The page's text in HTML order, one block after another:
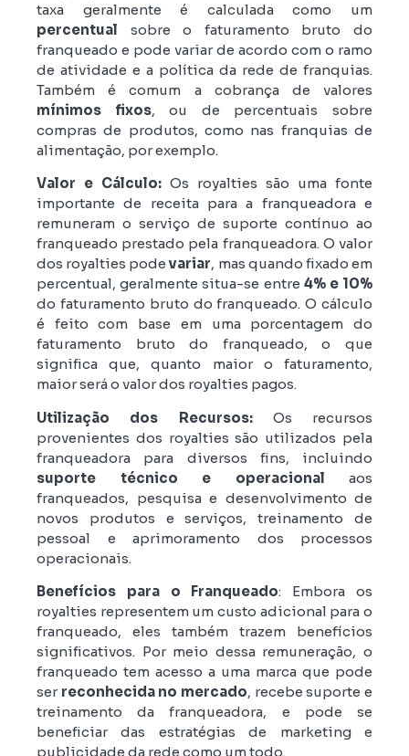
taxa geralmente é calculada como um
percentual sobre o faturamento bruto do
franqueado e pode variar de acordo com o ramo
de atividade e a política da rede de franquias.
Também é comum a cobrança de valores
mínimos fixos, ou de percentuais sobre
compras de produtos, como nas franquias de
alimentação, por exemplo.
Valor e Cálculo: Os royalties são uma fonte
importante de receita para a franqueadora e
remuneram o serviço de suporte contínuo ao
franqueado prestado pela franqueadora. O valor
dos royalties podevariar, mas quando fixado em
percentual, geralmente situa-se entre 4% e 10%
do faturamento bruto do franqueado. O cálculo
é feito com base em uma porcentagem do
faturamento bruto do franqueado, o que
significa que, quanto maior o faturamento,
maior será o valor dos royalties pagos.
Utilização dos Recursos:Os recursos
provenientes dos royalties são utilizados pela
franqueadora para diversos fins, incluindo
suporte técnico e operacional aos
franqueados, pesquisa e desenvolvimento de
novos produtos e serviços, treinamento de
pessoal e aprimoramento dos processos
operacionais.
Benefícios para o Franqueado: Embora os
royalties representem um custo adicional para o
franqueado, eles também trazem benefícios
significativos. Por meio dessa remuneração, o
franqueado tem acesso a uma marca que pode
ser reconhecida no mercado, recebe suporte e
treinamento da franqueadora, e pode se
beneficiar das estratégias de marketing e
publicidade da rede como um todo.